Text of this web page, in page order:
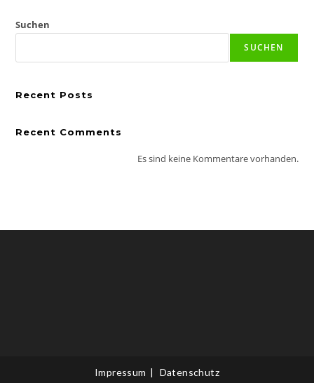
Suchen
SUCHEN
Recent Posts
Recent Comments
Es sind keine Kommentare vorhanden.
Impressum Datenschutz